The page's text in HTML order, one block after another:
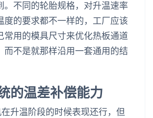
。不同的轮胎规格，对升温速率
度的要求都不一样的，工厂应该
常用的模具尺寸来优化热板通道
而不是就那样沿用一套通用的结
的温差补偿能力
升温阶段的时候表现还行，但